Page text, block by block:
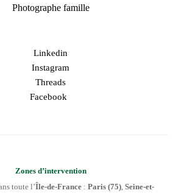
Photographe famille
Linkedin
Instagram
Threads
Facebook
Zones d’intervention
toute l’Île-de-France : Paris (75) Seine-et-